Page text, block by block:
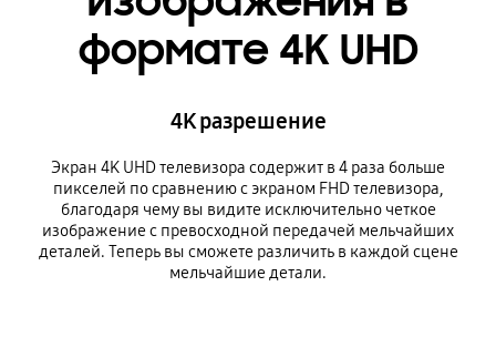
формате 4K UHD
4K разрешение
Экран 4K UHD телевизора содержит в 4 раза больше
пикселей по сравнению с экраном FHD телевизора,
благодаря чему вы видите исключительно четкое
изображение с превосходной передачей мельчайших
деталей. Теперь вы сможете различить в каждой сцене
мельчайшие детали.